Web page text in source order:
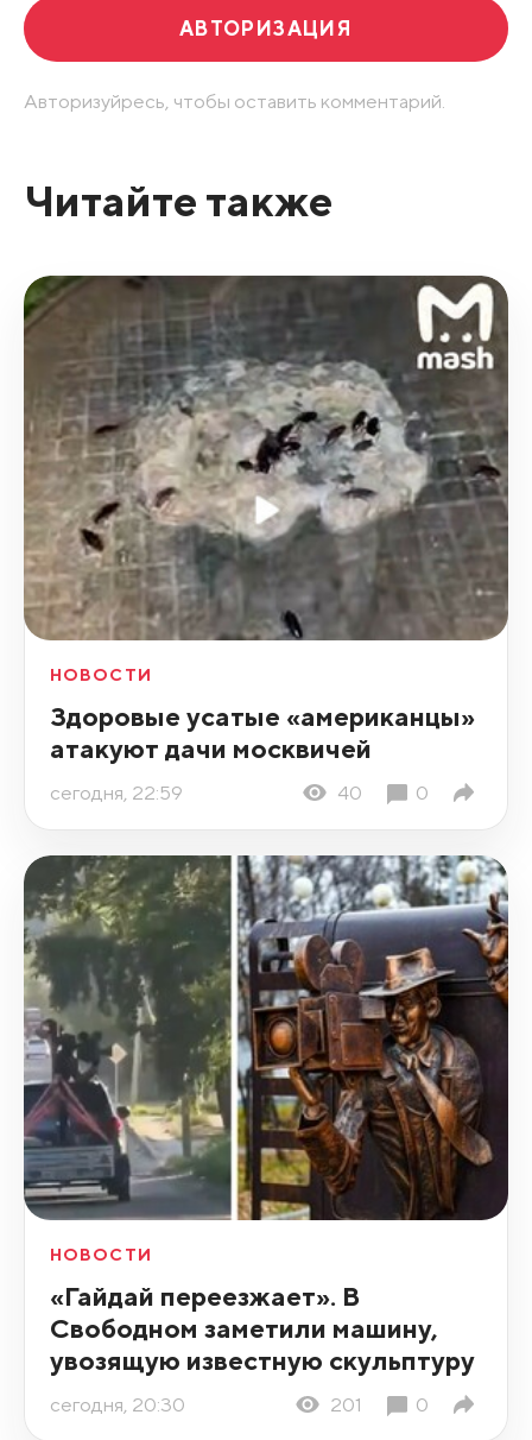
АВТОРИЗАЦИЯ
Авторизуйресь, чтобы оставить комментарий.
Читайте также
НОВОСТИ
Здоровые усатые «американцы»
атакуют дачи москвичей
сегодня, 22:59 40 0
НОВОСТИ
«Гайдай переезжает». В
Свободном заметили машину,
увозящую известную скульптуру
сегодня, 20:30 201 0